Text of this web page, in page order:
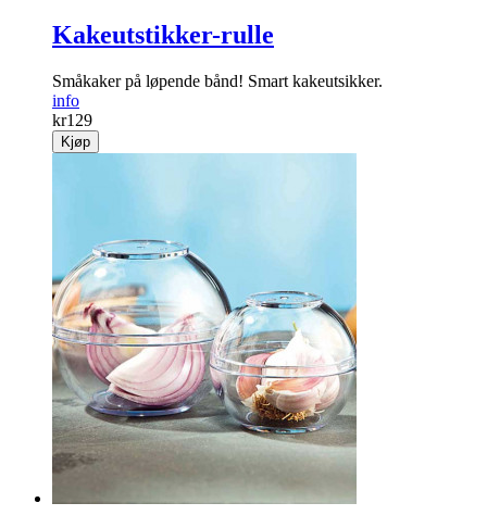
Kakeutstikker-rulle
Småkaker på løpende bånd! Smart kakeutsikker.
info
kr129
Kjøp